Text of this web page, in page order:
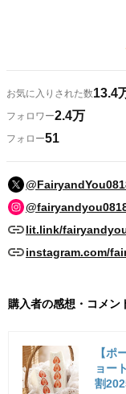
お気に入りされた数13.4
フォロワー2.4万
フォロー51
lit.link/
instagram.com/
購入者の感想・コメン
【
ョー
割